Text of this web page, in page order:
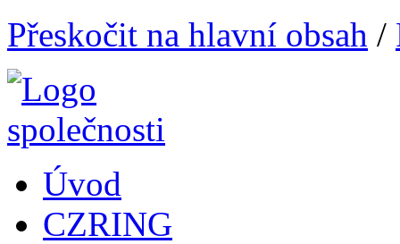
Přeskočit na hlavní obsah /
Úvod
CZRING